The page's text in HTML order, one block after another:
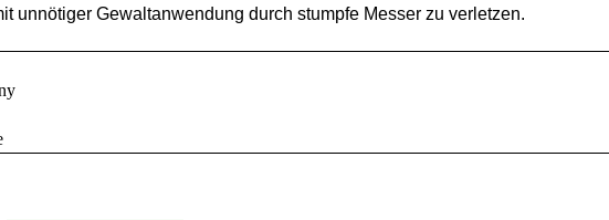
unnötiger Gewaltanwendung durch stumpfe Messer zu verletzen.